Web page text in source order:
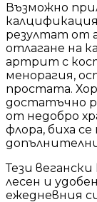
Възможно
резултат от
отлагане на
артрит с
менорагия,
простата.
достатъчно
от недобро
флора, биха
Тези
лесен и
ежедневния